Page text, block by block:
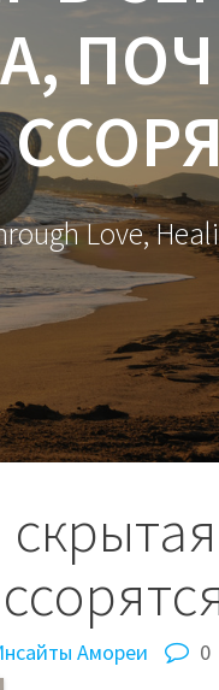
Love,
Амореи 0